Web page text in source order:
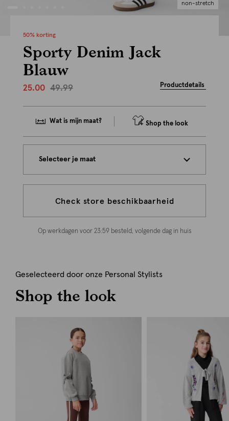
non-stretch
50% korting
Sporty Denim Jack
Blauw
25.00 49.99 Productdetails
Wat is mijn maat? Shop the look
Selecteer je maat
Check store beschikbaarheid
Op werkdagen voor 23:59 besteld, volgende dag in huis
Geselecteerd door onze Personal Stylists
Shop the look